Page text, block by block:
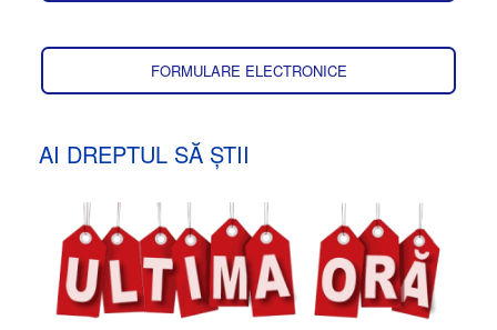
FORMULARE ELECTRONICE
AI DREPTUL SĂ ȘTII